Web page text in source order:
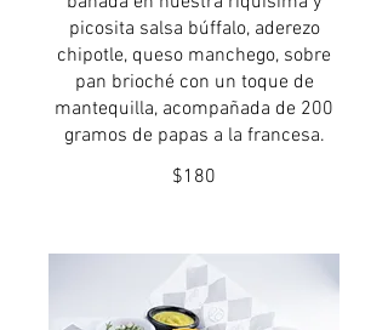
picosita salsa búffalo, aderezo
chipotle, queso manchego, sobre
pan brioché con un toque de
mantequilla, acompañada de 200
gramos de papas a la francesa.
$180